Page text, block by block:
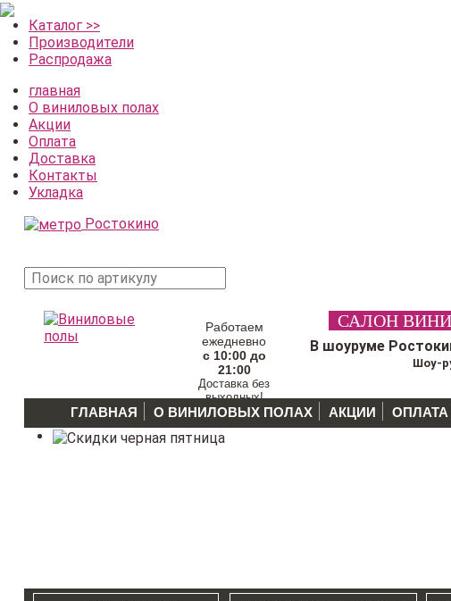
Каталог >>
Производители
Распродажа
главная
О виниловых полах
Акции
Оплата
Доставка
Контакты
Укладка
Ростокино
товара
Работаем
ежедневно
с 10:00 до
21:00
Доставка без
выходных!
САЛОН
В шоуруме
Шоу-
ГЛАВНАЯ О ВИНИЛОВЫХ ПОЛАХ АКЦИИ ОПЛАТА